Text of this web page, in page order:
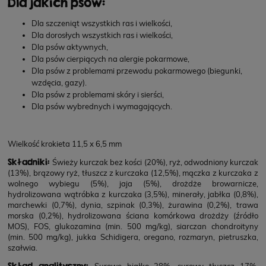
Dla szczeniąt wszystkich ras i wielkości,
Dla dorosłych wszystkich ras i wielkości,
Dla psów aktywnych,
Dla psów cierpiących na alergie pokarmowe,
Dla psów z problemami przewodu pokarmowego (biegunki,
wzdęcia, gazy).
Dla psów z problemami skóry i sierści,
Dla psów wybrednych i wymagających.
Wielkość krokieta 11,5 x 6,5 mm
Składniki:Świeży kurczak bez kości (20%), ryż, odwodniony kurczak
(13%), brązowy ryż, tłuszcz z kurczaka (12,5%), mączka z kurczaka z
wolnego wybiegu (5%), jaja (5%), drożdże browarnicze,
hydrolizowana wątróbka z kurczaka (3,5%), minerały, jabłka (0,8%),
marchewki (0,7%), dynia, szpinak (0,3%), żurawina (0,2%), trawa
morska (0,2%), hydrolizowana ściana komórkowa drożdży (źródło
MOS), FOS, glukozamina (min. 500 mg/kg), siarczan chondroityny
(min. 500 mg/kg), jukka Schidigera, oregano, rozmaryn, pietruszka,
szałwia.